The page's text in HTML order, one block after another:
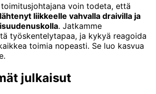
toimitusjohtajana voin todeta, että
liikkeelle vahvalla draivilla ja
. Jatkamme
työskentelytapaa, ja kykyä reagoida
toimia nopeasti. Se luo kasvua
julkaisut